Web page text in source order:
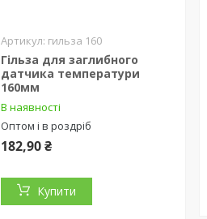
гильза 160
Гільза для заглибного
датчика температури
160мм
В наявності
Оптом і в роздріб
182,90 ₴
Купити